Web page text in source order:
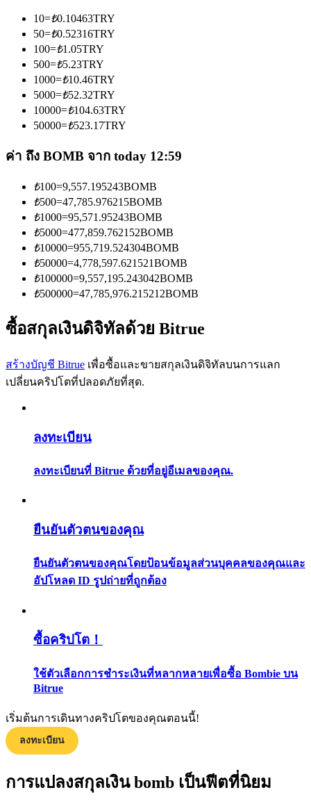
ลอกการซื้อขาย
ข้อมูล
การวิเคราะห์ข้อมูลขนาดใหญ่ รวมถึงข้อมูลการค้า ฯลฯ
แนะนำ
คู่มือเริ่มต้นฟิวเจอร์ส
เรียนรู้วิธีการรักษาผลกำไร
10=₺0.10463TRY
50=₺0.52316TRY
100=₺1.05TRY
500=₺5.23TRY
1000=₺10.46TRY
5000=₺52.32TRY
10000=₺104.63TRY
50000=₺523.17TRY
ค่า ถึง BOMB จาก today 12:59
₺100=9,557.195243BOMB
₺500=47,785.976215BOMB
₺1000=95,571.95243BOMB
₺5000=477,859.762152BOMB
₺10000=955,719.524304BOMB
₺50000=4,778,597.621521BOMB
₺100000=9,557,195.243042BOMB
₺500000=47,785,976.215212BOMB
ซื้อสกุลเงินดิจิทัลด้วย Bitrue
สร้างบัญชี Bitrue เพื่อซื้อและขายสกุลเงินดิจิทัลบนการแลก
เปลี่ยนคริปโตที่ปลอดภัยที่สุด.
ลงทะเบียน
ลงทะเบียนที่ Bitrue ด้วยที่อยู่อีเมลของคุณ.
ยืนยันตัวตนของคุณ
ยืนยันตัวตนของคุณโดยป้อนข้อมูลส่วนบุคคลของคุณและ
อัปโหลด ID รูปถ่ายที่ถูกต้อง
ซื้อคริปโต！
ใช้ตัวเลือกการชำระเงินที่หลากหลายเพื่อซื้อ Bombie บน
Bitrue
เริ่มต้นการเดินทางคริปโตของคุณตอนนี้!
ลงทะเบียน
การแปลงสกุลเงิน bomb เป็นฟีตที่นิยม